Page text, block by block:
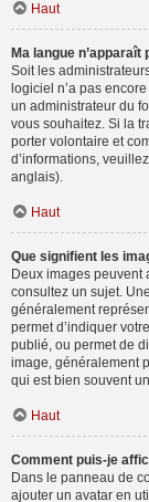
Haut
Ma langue n’apparaît
Soit les
logiciel n’a pas
un administrateur du
vous souhaitez. Si la
porter volontaire et
d’informations,
anglais).
Haut
Que signifient les
Deux images peuvent
consultez un sujet.
généralement
permet d’indiquer
publié, ou permet de
image, généralement
qui est bien souvent
Haut
Comment puis-je
Dans le panneau de
ajouter un avatar en